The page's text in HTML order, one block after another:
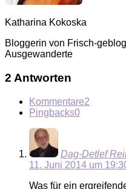
Katharina Kokoska
Bloggerin von Frisch-
Ausgewanderte
2 Antworten
Kommentare2
Pingbacks0
Dag-Detlef
11. Juni 2014 um
Was für ein